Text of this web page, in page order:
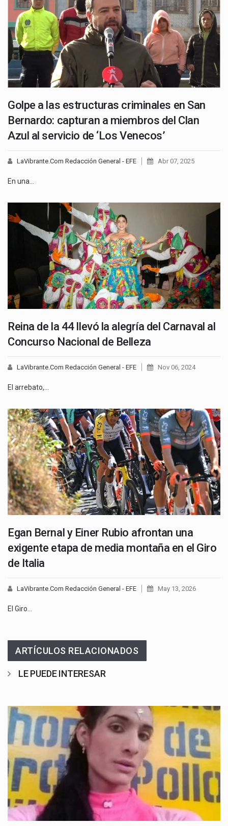
Golpe a las estructuras criminales en San
Bernardo: capturan a miembros del Clan
Azul al servicio de ‘Los Venecos’
LaVibrante.Com Redacción General - EFE Abr 07, 2025
En una…
Reina de la 44 llevó la alegría del Carnaval al
Concurso Nacional de Belleza
LaVibrante.Com Redacción General - EFE Nov 06, 2024
El arrebato,…
Egan Bernal y Einer Rubio afrontan una
exigente etapa de media montaña en el Giro
de Italia
LaVibrante.Com Redacción General - EFE May 13, 2026
El Giro…
ARTÍCULOS RELACIONADOS
LE PUEDE INTERESAR